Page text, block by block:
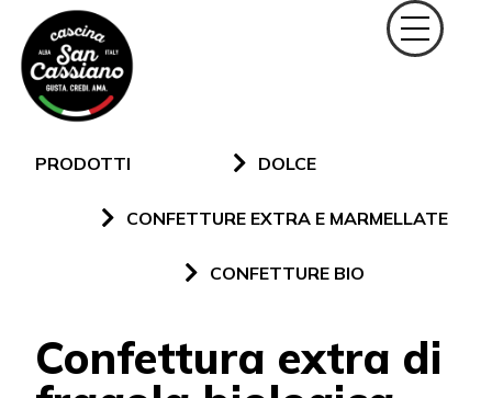
PRODOTTI DOLCE
CONFETTURE EXTRA E MARMELLATE
CONFETTURE BIO
Confettura extra di